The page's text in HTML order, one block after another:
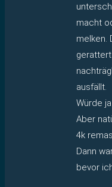
macht
melken.
ausfällt.
Würde
Aber
4k
Dann
bevor